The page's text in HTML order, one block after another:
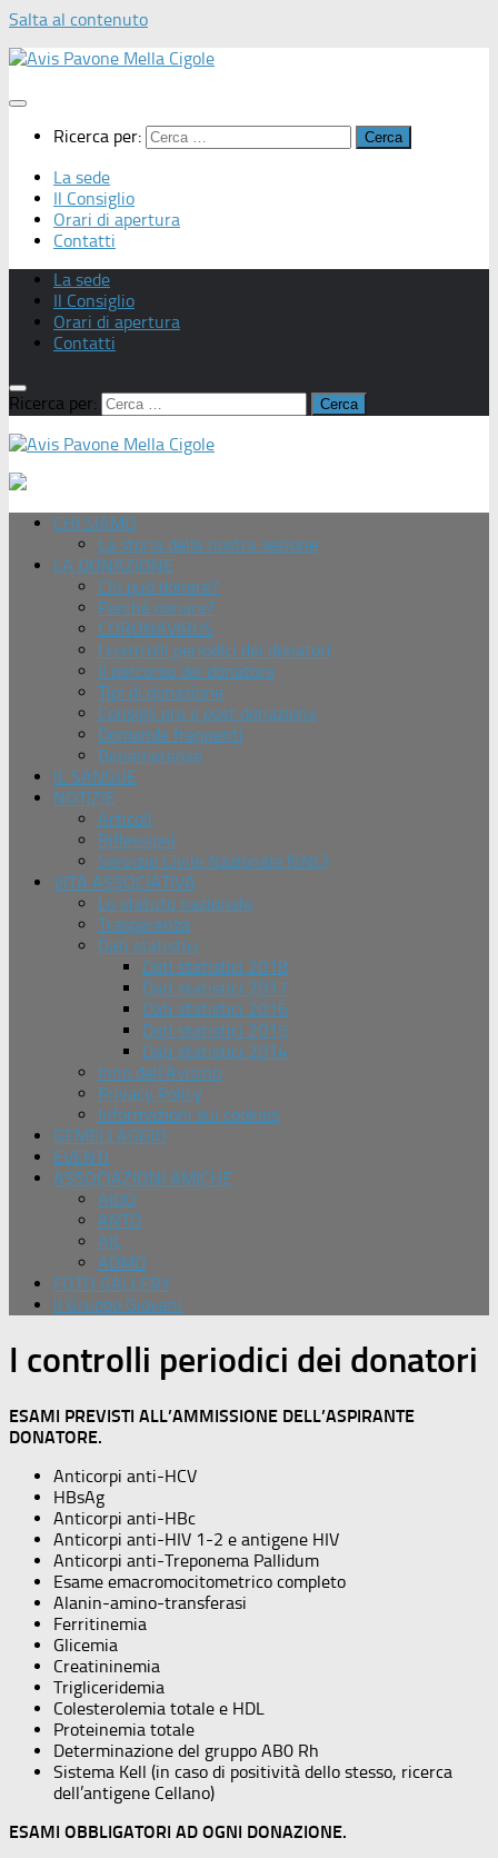
Salta al contenuto
Ricerca per:
La sede
Il Consiglio
Orari di apertura
Contatti
La sede
Il Consiglio
Orari di apertura
Contatti
Ricerca per:
CHI SIAMO
La storia della nostra sezione
LA DONAZIONE
Chi può donare?
Perchè donare?
CORONAVIRUS
I controlli periodici dei donatori
Il percorso del donatore
Tipi di donazione
Consigli pre e post donazione
Domande frequenti
Benemerenze
IL SANGUE
NOTIZIE
Articoli
Riflessioni
Servizio Civile Nazionale (SNC)
VITA ASSOCIATIVA
Lo statuto nazionale
Trasparenza
Dati statistici
Dati statistici 2018
Dati statistici 2017
Dati statistici 2016
Dati statistici 2015
Dati statistici 2014
Inno dell’Avisino
Privacy Policy
Informazioni sui cookies
GEMELLAGGIO
EVENTI
ASSOCIAZIONI AMICHE
AIDO
ANTO
AIL
ADMO
FOTO GALLERY
Il Gruppo Giovani
I controlli periodici dei donatori
ESAMI PREVISTI ALL’AMMISSIONE DELL’ASPIRANTE
DONATORE.
Anticorpi anti-HCV
HBsAg
Anticorpi anti-HBc
Anticorpi anti-HIV 1-2 e antigene HIV
Anticorpi anti-Treponema Pallidum
Esame emacromocitometrico completo
Alanin-amino-transferasi
Ferritinemia
Glicemia
Creatininemia
Trigliceridemia
Colesterolemia totale e HDL
Proteinemia totale
Determinazione del gruppo AB0 Rh
Sistema Kell (in caso di positività dello stesso, ricerca
dell’antigene Cellano)
ESAMI OBBLIGATORI AD OGNI DONAZIONE.